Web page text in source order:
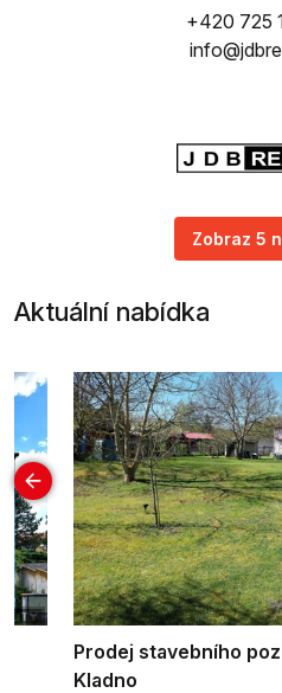
+420 725
Zobraz 5
Aktuální nabídka
Prodej stavebního
Kladno